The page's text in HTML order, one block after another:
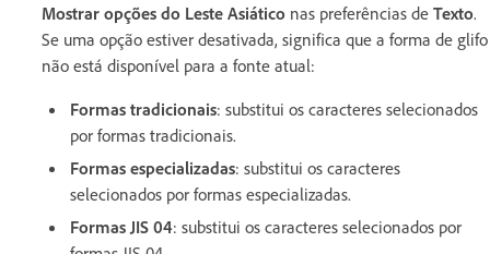
Mostrar opções do Leste Asiático nas preferências de Texto.
Se uma opção estiver desativada, significa que a forma de glifo
não está disponível para a fonte atual:
Formas tradicionais: substitui os caracteres selecionados
por formas tradicionais.
Formas especializadas: substitui os caracteres
selecionados por formas especializadas.
Formas JIS 04: substitui os caracteres selecionados por